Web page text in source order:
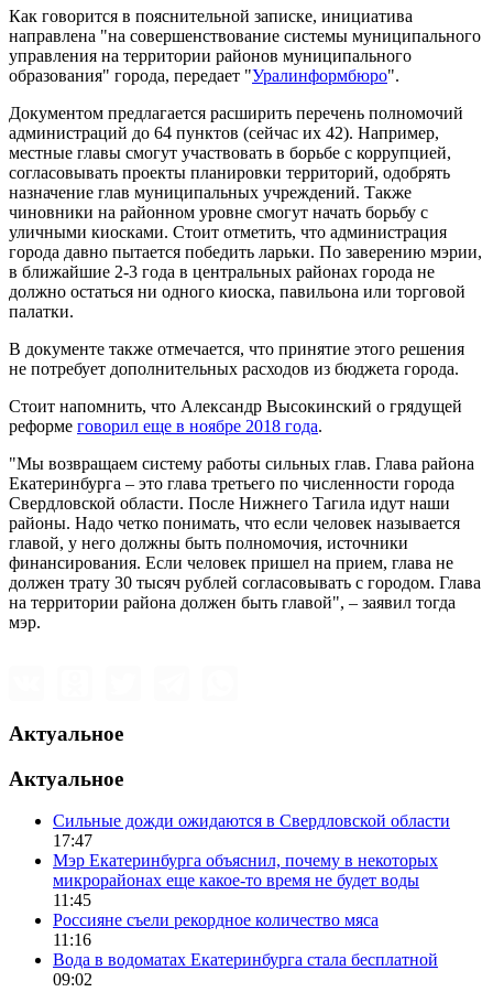
Как говорится в пояснительной записке, инициатива
направлена "на совершенствование системы муниципального
управления на территории районов муниципального
образования" города, передает "Уралинформбюро".
Документом предлагается расширить перечень полномочий
администраций до 64 пунктов (сейчас их 42). Например,
местные главы смогут участвовать в борьбе с коррупцией,
согласовывать проекты планировки территорий, одобрять
назначение глав муниципальных учреждений. Также
чиновники на районном уровне смогут начать борьбу с
уличными киосками. Стоит отметить, что администрация
города давно пытается победить ларьки. По заверению мэрии,
в ближайшие 2-3 года в центральных районах города не
должно остаться ни одного киоска, павильона или торговой
палатки.
В документе также отмечается, что принятие этого решения
не потребует дополнительных расходов из бюджета города.
Стоит напомнить, что Александр Высокинский о грядущей
реформе говорил еще в ноябре 2018 года.
"Мы возвращаем систему работы сильных глав. Глава района
Екатеринбурга – это глава третьего по численности города
Свердловской области. После Нижнего Тагила идут наши
районы. Надо четко понимать, что если человек называется
главой, у него должны быть полномочия, источники
финансирования. Если человек пришел на прием, глава не
должен трату 30 тысяч рублей согласовывать с городом. Глава
на территории района должен быть главой", – заявил тогда
мэр.
Актуальное
Актуальное
Сильные дожди ожидаются в Свердловской области
17:47
Мэр Екатеринбурга объяснил, почему в некоторых
микрорайонах еще какое-то время не будет воды
11:45
Россияне съели рекордное количество мяса
11:16
Вода в водоматах Екатеринбурга стала бесплатной
09:02